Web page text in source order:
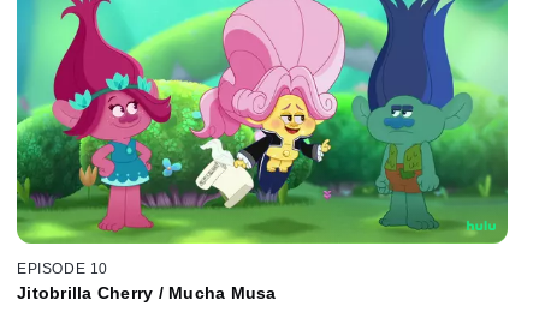
EPISODE 10
Jitobrilla Cherry / Mucha Musa